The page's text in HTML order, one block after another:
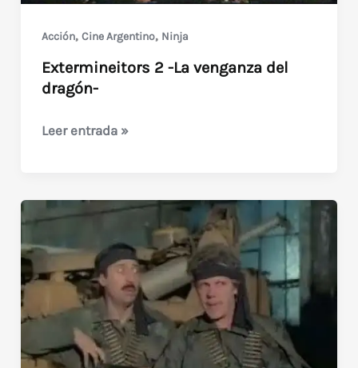
Acción, Cine Argentino, Ninja
Extermineitors 2 -La venganza del
dragón-
Extermineitors
La
venganza
del
dragón-
Leer entrada »